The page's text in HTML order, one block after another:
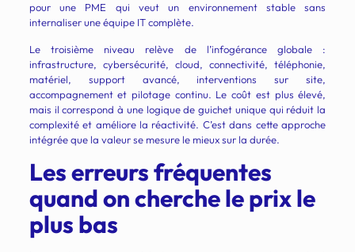
pour une PME qui veut un environnement stable sans
internaliser une équipe IT complète.
Le troisième niveau relève de l’infogérance globale :
infrastructure, cybersécurité, cloud, connectivité, téléphonie,
matériel, support avancé, interventions sur site,
accompagnement et pilotage continu. Le coût est plus élevé,
mais il correspond à une logique de guichet unique qui réduit la
complexité et améliore la réactivité. C’est dans cette approche
intégrée que la valeur se mesure le mieux sur la durée.
Les erreurs fréquentes
quand on cherche le prix le
plus bas